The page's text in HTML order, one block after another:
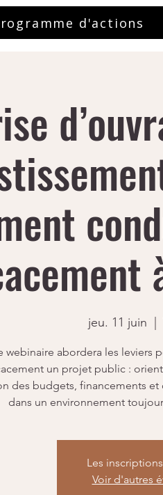
d'actions
jeu. 11 juin
webinaire abordera les leviers
un projet public :
des budgets, financements
dans un environnement
Les
Voir d'autres